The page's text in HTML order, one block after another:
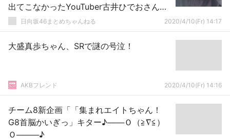
出てこなかったYouTuber古井ひでおさんに
激おこ！
日向坂46まとめちゃんねる 2020/4/10(Fr) 14:17
大盛真歩ちゃん、SRで謎の号泣！
AKBフレンド 2020/4/10(Fr) 14:16
チーム8新企画「「集まれエイトちゃん！
G8首脳かいぎっ」キター♪───Ｏ（≧∇≦）
Ｏ────♪